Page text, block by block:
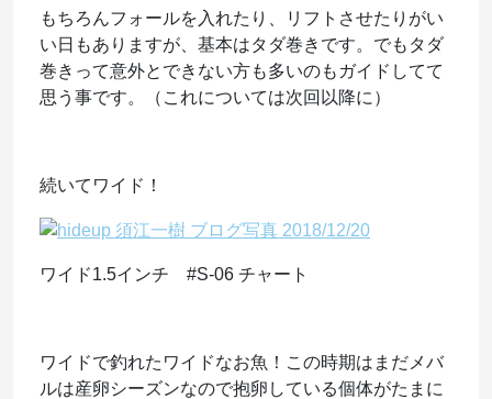
もちろんフォールを入れたり、リフトさせたりがい
い日もありますが、基本はタダ巻きです。でもタダ
巻きって意外とできない方も多いのもガイドしてて
思う事です。（これについては次回以降に）
続いてワイド！
ワイド1.5インチ #S-06 チャート
ワイドで釣れたワイドなお魚！この時期はまだメバ
ルは産卵シーズンなので抱卵している個体がたまに